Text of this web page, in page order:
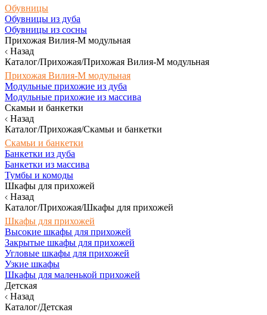
Обувницы
Обувницы из дуба
Обувницы из сосны
Прихожая Вилия-М модульная
Назад
Каталог/Прихожая/Прихожая Вилия-М модульная
Прихожая Вилия-М модульная
Модульные прихожие из дуба
Модульные прихожие из массива
Скамьи и банкетки
Назад
Каталог/Прихожая/Скамьи и банкетки
Скамьи и банкетки
Банкетки из дуба
Банкетки из массива
Тумбы и комоды
Шкафы для прихожей
Назад
Каталог/Прихожая/Шкафы для прихожей
Шкафы для прихожей
Высокие шкафы для прихожей
Закрытые шкафы для прихожей
Угловые шкафы для прихожей
Узкие шкафы
Шкафы для маленькой прихожей
Детская
Назад
Каталог/Детская